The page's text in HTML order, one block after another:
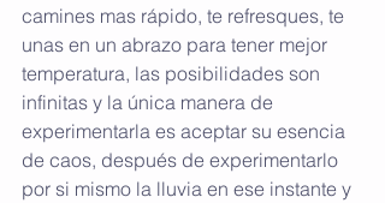
camines mas rápido, te refresques, te
unas en un abrazo para tener mejor
temperatura, las posibilidades son
infinitas y la única manera de
experimentarla es aceptar su esencia
de caos, después de experimentarlo
por si mismo la lluvia en ese instante y